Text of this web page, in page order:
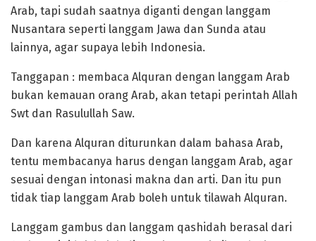
Arab, tapi sudah saatnya diganti dengan langgam
Nusantara seperti langgam Jawa dan Sunda atau
lainnya, agar supaya lebih Indonesia.
Tanggapan : membaca Alquran dengan langgam Arab
bukan kemauan orang Arab, akan tetapi perintah Allah
Swt dan Rasulullah Saw.
Dan karena Alquran diturunkan dalam bahasa Arab,
tentu membacanya harus dengan langgam Arab, agar
sesuai dengan intonasi makna dan arti. Dan itu pun
tidak tiap langgam Arab boleh untuk tilawah Alquran.
Langgam gambus dan langgam qashidah berasal dari